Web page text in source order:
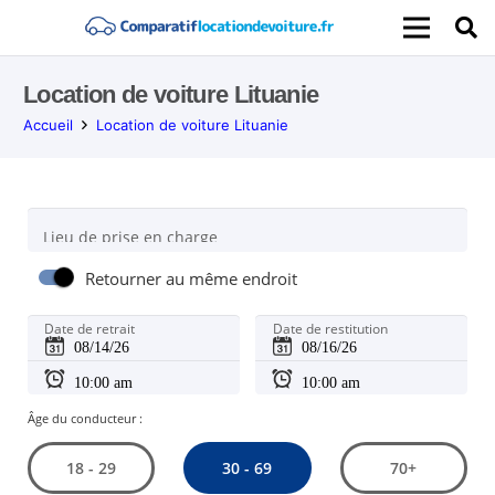
Location de voiture Lituanie
Accueil Location de voiture Lituanie
Lieu de prise en charge
Retourner au même endroit
Date de retrait Date de restitution
Âge du conducteur :
18 - 29 30 - 69 70+